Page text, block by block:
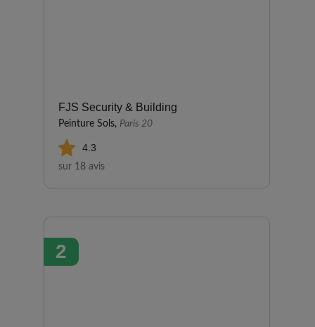
FJS Security & Building
Peinture Sols, Paris 20
4.3
sur 18 avis
2